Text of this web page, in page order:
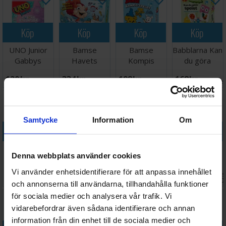
Samtycke Information Om
Denna webbplats använder cookies
Vi använder enhetsidentifierare för att anpassa innehållet
och annonserna till användarna, tillhandahålla funktioner
för sociala medier och analysera vår trafik. Vi
vidarebefordrar även sådana identifierare och annan
information från din enhet till de sociala medier och
Köp
UNO Junior
Gabbys
120 SEK
Köp
Bamse
Havets
334 SEK
Köp
Bamse
Kompis
198 SEK
Köp
Babblarna Kan
du göra
168 SEK I
Köp
Leketøy -
NORSK
95 SEK
Godteriet -
NORSK
95 SEK I lager:
Junior -
DANSK
418 SEK I lager: 5
DANSK
159 SEK 2026-